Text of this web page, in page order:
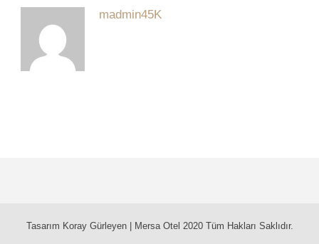
madmin45K
Tasarım Koray Gürleyen | Mersa Otel 2020 Tüm Hakları Saklıdır.